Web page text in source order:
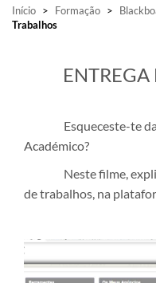
Início > Formação >
Trabalhos
Esqueceste-te
Académico?
Neste filme,
de trabalhos, na